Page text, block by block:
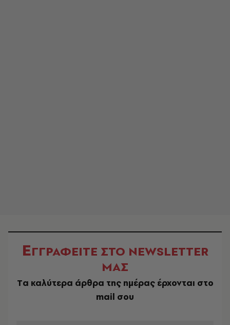
ΕΓΓΡΑΦΕΙΤΕ ΣΤΟ NEWSLETTER
ΜΑΣ
Tα καλύτερα άρθρα της ημέρας έρχονται στο
mail σου